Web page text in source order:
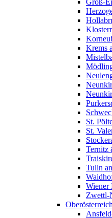
Groß-
Krems
St.
St.
Ternitz
Tulln
Wiener
Zwettl-
Oberösterreich